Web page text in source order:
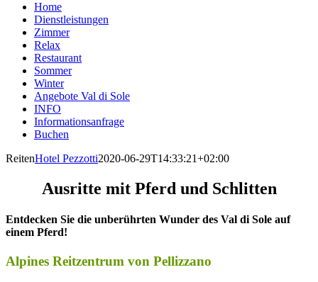
Home
Dienstleistungen
Zimmer
Relax
Restaurant
Sommer
Winter
Angebote Val di Sole
INFO
Informationsanfrage
Buchen
ReitenHotel Pezzotti2020-06-29T14:33:21+02:00
Ausritte mit Pferd und Schlitten
Entdecken Sie die unberührten Wunder des Val di Sole auf
einem Pferd!
Alpines Reitzentrum von Pellizzano